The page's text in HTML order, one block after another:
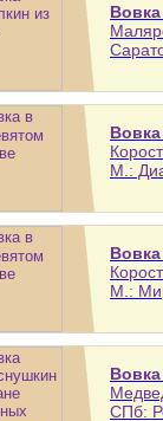
М.:
М.:
СПб: